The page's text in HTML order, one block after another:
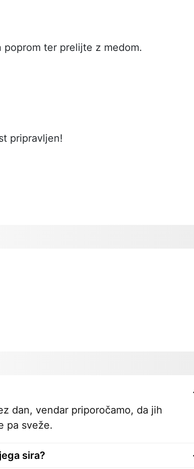
poprom ter prelijte z medom.
pripravljen!
dan, vendar priporočamo, da jih
pa sveže.
sira?